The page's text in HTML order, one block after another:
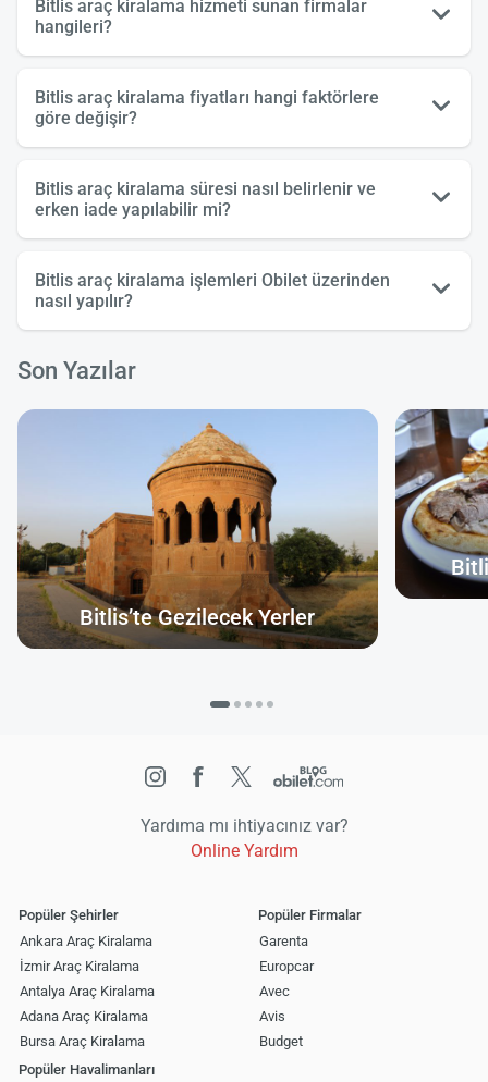
Bitlis araç kiralama hizmeti sunan firmalar
hangileri?
Bitlis araç kiralama fiyatları hangi faktörlere
göre değişir?
Bitlis araç kiralama süresi nasıl belirlenir ve
erken iade yapılabilir mi?
Bitlis araç kiralama işlemleri Obilet üzerinden
nasıl yapılır?
Son Yazılar
Bitlis’te Gezilecek Yerler
Yardıma mı ihtiyacınız var?
Online Yardım
Popüler Şehirler
Ankara Araç Kiralama
İzmir Araç Kiralama
Antalya Araç Kiralama
Adana Araç Kiralama
Bursa Araç Kiralama
Popüler Firmalar
Garenta
Europcar
Avec
Avis
Budget
Popüler Havalimanları